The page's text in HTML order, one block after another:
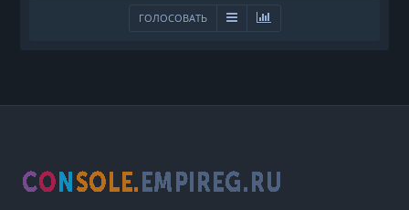
ГОЛОСОВАТЬ